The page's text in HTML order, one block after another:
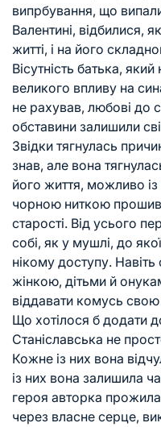
випрбування, що
Валентині, відбилися,
житті, і на його
Вісутність батька,
великого впливу на
не рахував, любові до
обставини залишили
Звідки тягнулась
знав, але вона
його життя, можливо
чорною ниткою
старості. Від усього
собі, як у мушлі, до
нікому доступу.
жінкою, дітьми й
віддавати комусь
Що хотілося б додати
Станіславська не
Кожне із них вона
із них вона залишила
героя авторка
через власне серце,